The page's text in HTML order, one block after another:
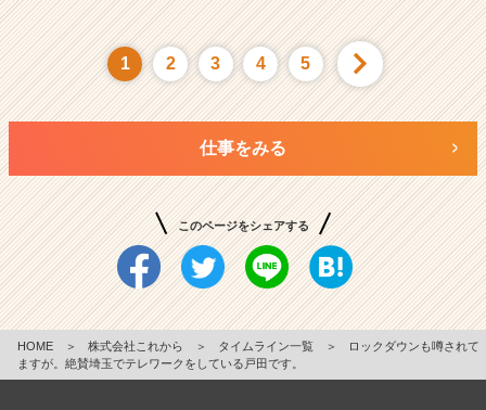
1 2 3 4 5
仕事をみる
このページをシェアする
HOME ＞ 株式会社これから ＞ タイムライン一覧 ＞
ロックダウンも噂されて
ますが。絶賛埼玉でテレワークをしている戸田です。